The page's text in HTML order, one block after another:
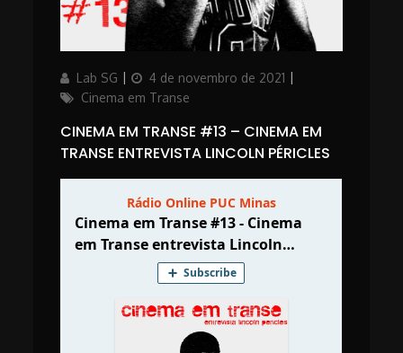
AuthorLab SG
Updated
on
4 de novembro de 2021
Cinema em Transe
CINEMA EM TRANSE #13 – CINEMA EM
TRANSE ENTREVISTA LINCOLN PÉRICLES